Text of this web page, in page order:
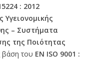
: 2012
Υγειονομικής
– Συστήματα
της Ποιότητας
βάση του ΕΝ ISO 9001 :